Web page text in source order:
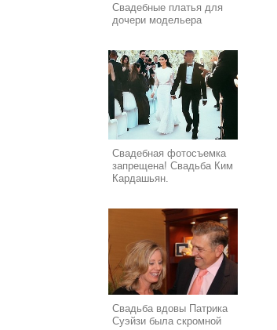
Свадебные платья для
дочери модельера
Свадебная фотосъемка
запрещена! Свадьба Ким
Кардашьян.
Свадьба вдовы Патрика
Суэйзи была скромной